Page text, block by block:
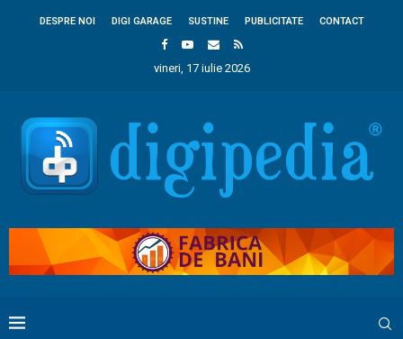
DESPRE NOI DIGI GARAGE SUSTINE PUBLICITATE CONTACT
vineri, 17 iulie 2026